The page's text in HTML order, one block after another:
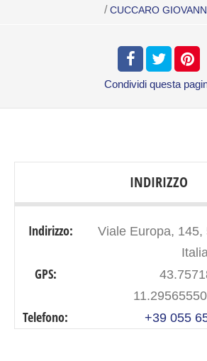
/ CUCCARO
Condividi questa
INDIRIZZO
Indirizzo:
Viale Europa, 145,
GPS:
Telefono: +39 055